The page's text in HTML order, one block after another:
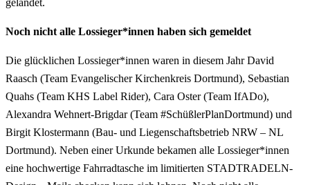
Noch nicht alle Lossieger*innen haben sich gemeldet
Die glücklichen Lossieger*innen waren in diesem Jahr David
Raasch (Team Evangelischer Kirchenkreis Dortmund), Sebastian
Quahs (Team KHS Label Rider), Cara Oster (Team IfADo),
Alexandra Wehnert-Brigdar (Team #SchüßlerPlanDortmund) und
Birgit Klostermann (Bau- und Liegenschaftsbetrieb NRW – NL
Dortmund). Neben einer Urkunde bekamen alle Lossieger*innen
eine hochwertige Fahrradtasche im limitierten STADTRADELN-